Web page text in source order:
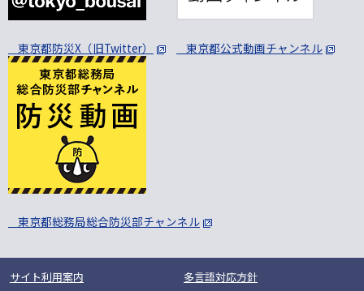
東京都防災X（旧Twitter） 東京都公式動画チャンネル
東京都総務局総合防災部チャンネル
サイト利用案内 多言語対応方針